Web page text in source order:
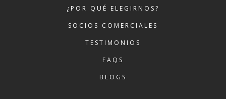
¿POR QUÉ ELEGIRNOS?
SOCIOS COMERCIALES
TESTIMONIOS
FAQS
BLOGS